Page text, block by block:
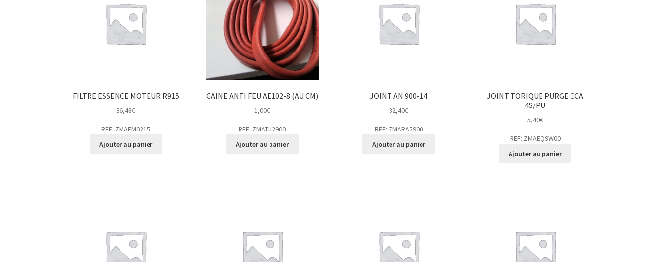
FILTRE ESSENCE MOTEUR R915
36,48€
REF: ZMAEM0215
Ajouter au panier
GAINE ANTI FEU AE102-8 (AU CM)
1,00€
REF: ZMATU2900
Ajouter au panier
JOINT AN 900-14
32,40€
REF: ZMARA5900
Ajouter au panier
JOINT TORIQUE PURGE CCA
4S/PU
5,40€
REF: ZMAEQ9W00
Ajouter au panier